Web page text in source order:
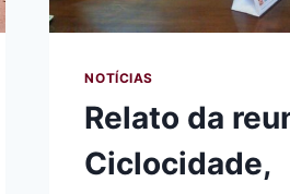
NOTÍCIAS
Relato da
Ciclocidade,